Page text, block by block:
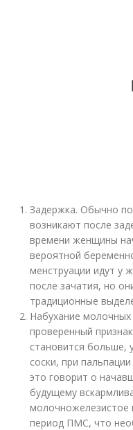
Задержка. Обычно
возникают после
времени женщины
вероятной
менструации идут у
после зачатия, но
традиционные
Набухание
проверенный
становится больше,
соски, при
это говорит о
будущему
молочножелезистое
период ПМС, что